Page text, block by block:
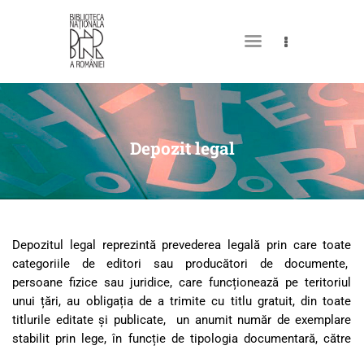
Depozit legal
DESPRE NOI
PERMISUL MEU DE
BIBLIOTECĂ
CATALOAGE ȘI COLECȚII
EVENIMENTE
CULTURALE
SPAȚII
NOUTĂȚI
Depozitul legal reprezintă prevederea legală prin care toate
categoriile de editori sau producători de documente,
persoane fizice sau juridice, care funcționează pe teritoriul
unui țări, au obligația de a trimite cu titlu gratuit, din toate
titlurile editate și publicate, un anumit număr de exemplare
stabilit prin lege, în funcție de tipologia documentară, către